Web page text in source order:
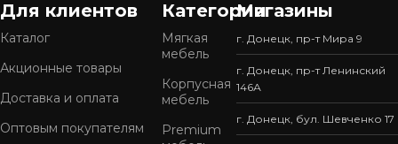
Для клиентов
Каталог
Акционные товары
Доставка и оплата
Оптовым покупателям
Категории
Мягкая
мебель
Корпусная
мебель
Premium
Магазины
г. Донецк, пр-т Мира 9
г. Донецк, пр-т Ленинский
146А
г. Донецк, бул. Шевченко 17